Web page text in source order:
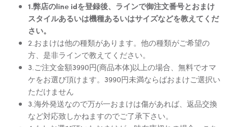
1.弊店のline idを登録後、ラインで御注文番号とおまけ
スタイルあるいは機種あるいはサイズなどを教えてくだ
さい。
2.おまけは他の種類があります。他の種類がご希望の
方、是非ラインで教えてください。
3.ご注文金額3990円(商品本体)以上の場合、無料でオマ
ケをお選び頂けます。3990円未満ならばおまけご選択い
ただけません
3.海外発送なので万が一おまけは傷があれば、返品交換
など対応致しかねますのでご了承下さい。